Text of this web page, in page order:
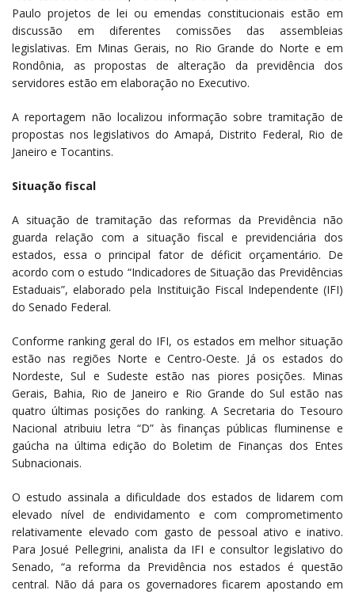
Paulo projetos de lei ou emendas constitucionais estão em
discussão em diferentes comissões das assembleias
legislativas. Em Minas Gerais, no Rio Grande do Norte e em
Rondônia, as propostas de alteração da previdência dos
servidores estão em elaboração no Executivo.
A reportagem não localizou informação sobre tramitação de
propostas nos legislativos do Amapá, Distrito Federal, Rio de
Janeiro e Tocantins.
Situação fiscal
A situação de tramitação das reformas da Previdência não
guarda relação com a situação fiscal e previdenciária dos
estados, essa o principal fator de déficit orçamentário. De
acordo com o estudo “Indicadores de Situação das Previdências
Estaduais”, elaborado pela Instituição Fiscal Independente (IFI)
do Senado Federal.
Conforme ranking geral do IFI, os estados em melhor situação
estão nas regiões Norte e Centro-Oeste. Já os estados do
Nordeste, Sul e Sudeste estão nas piores posições. Minas
Gerais, Bahia, Rio de Janeiro e Rio Grande do Sul estão nas
quatro últimas posições do ranking. A Secretaria do Tesouro
Nacional atribuiu letra “D” às finanças públicas fluminense e
gaúcha na última edição do Boletim de Finanças dos Entes
Subnacionais.
O estudo assinala a dificuldade dos estados de lidarem com
elevado nível de endividamento e com comprometimento
relativamente elevado com gasto de pessoal ativo e inativo.
Para Josué Pellegrini, analista da IFI e consultor legislativo do
Senado, “a reforma da Previdência nos estados é questão
central. Não dá para os governadores ficarem apostando em